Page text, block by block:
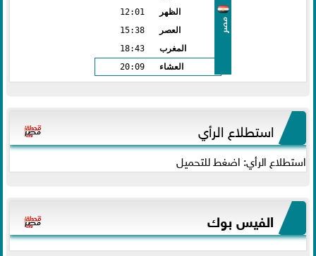
مصر
الظهر
12:01
العصر
15:38
المغرب
18:43
العشاء
20:09
استطلاع الرأي
استطلاع الرأي: اضغط للتحميل
الفيس بوك